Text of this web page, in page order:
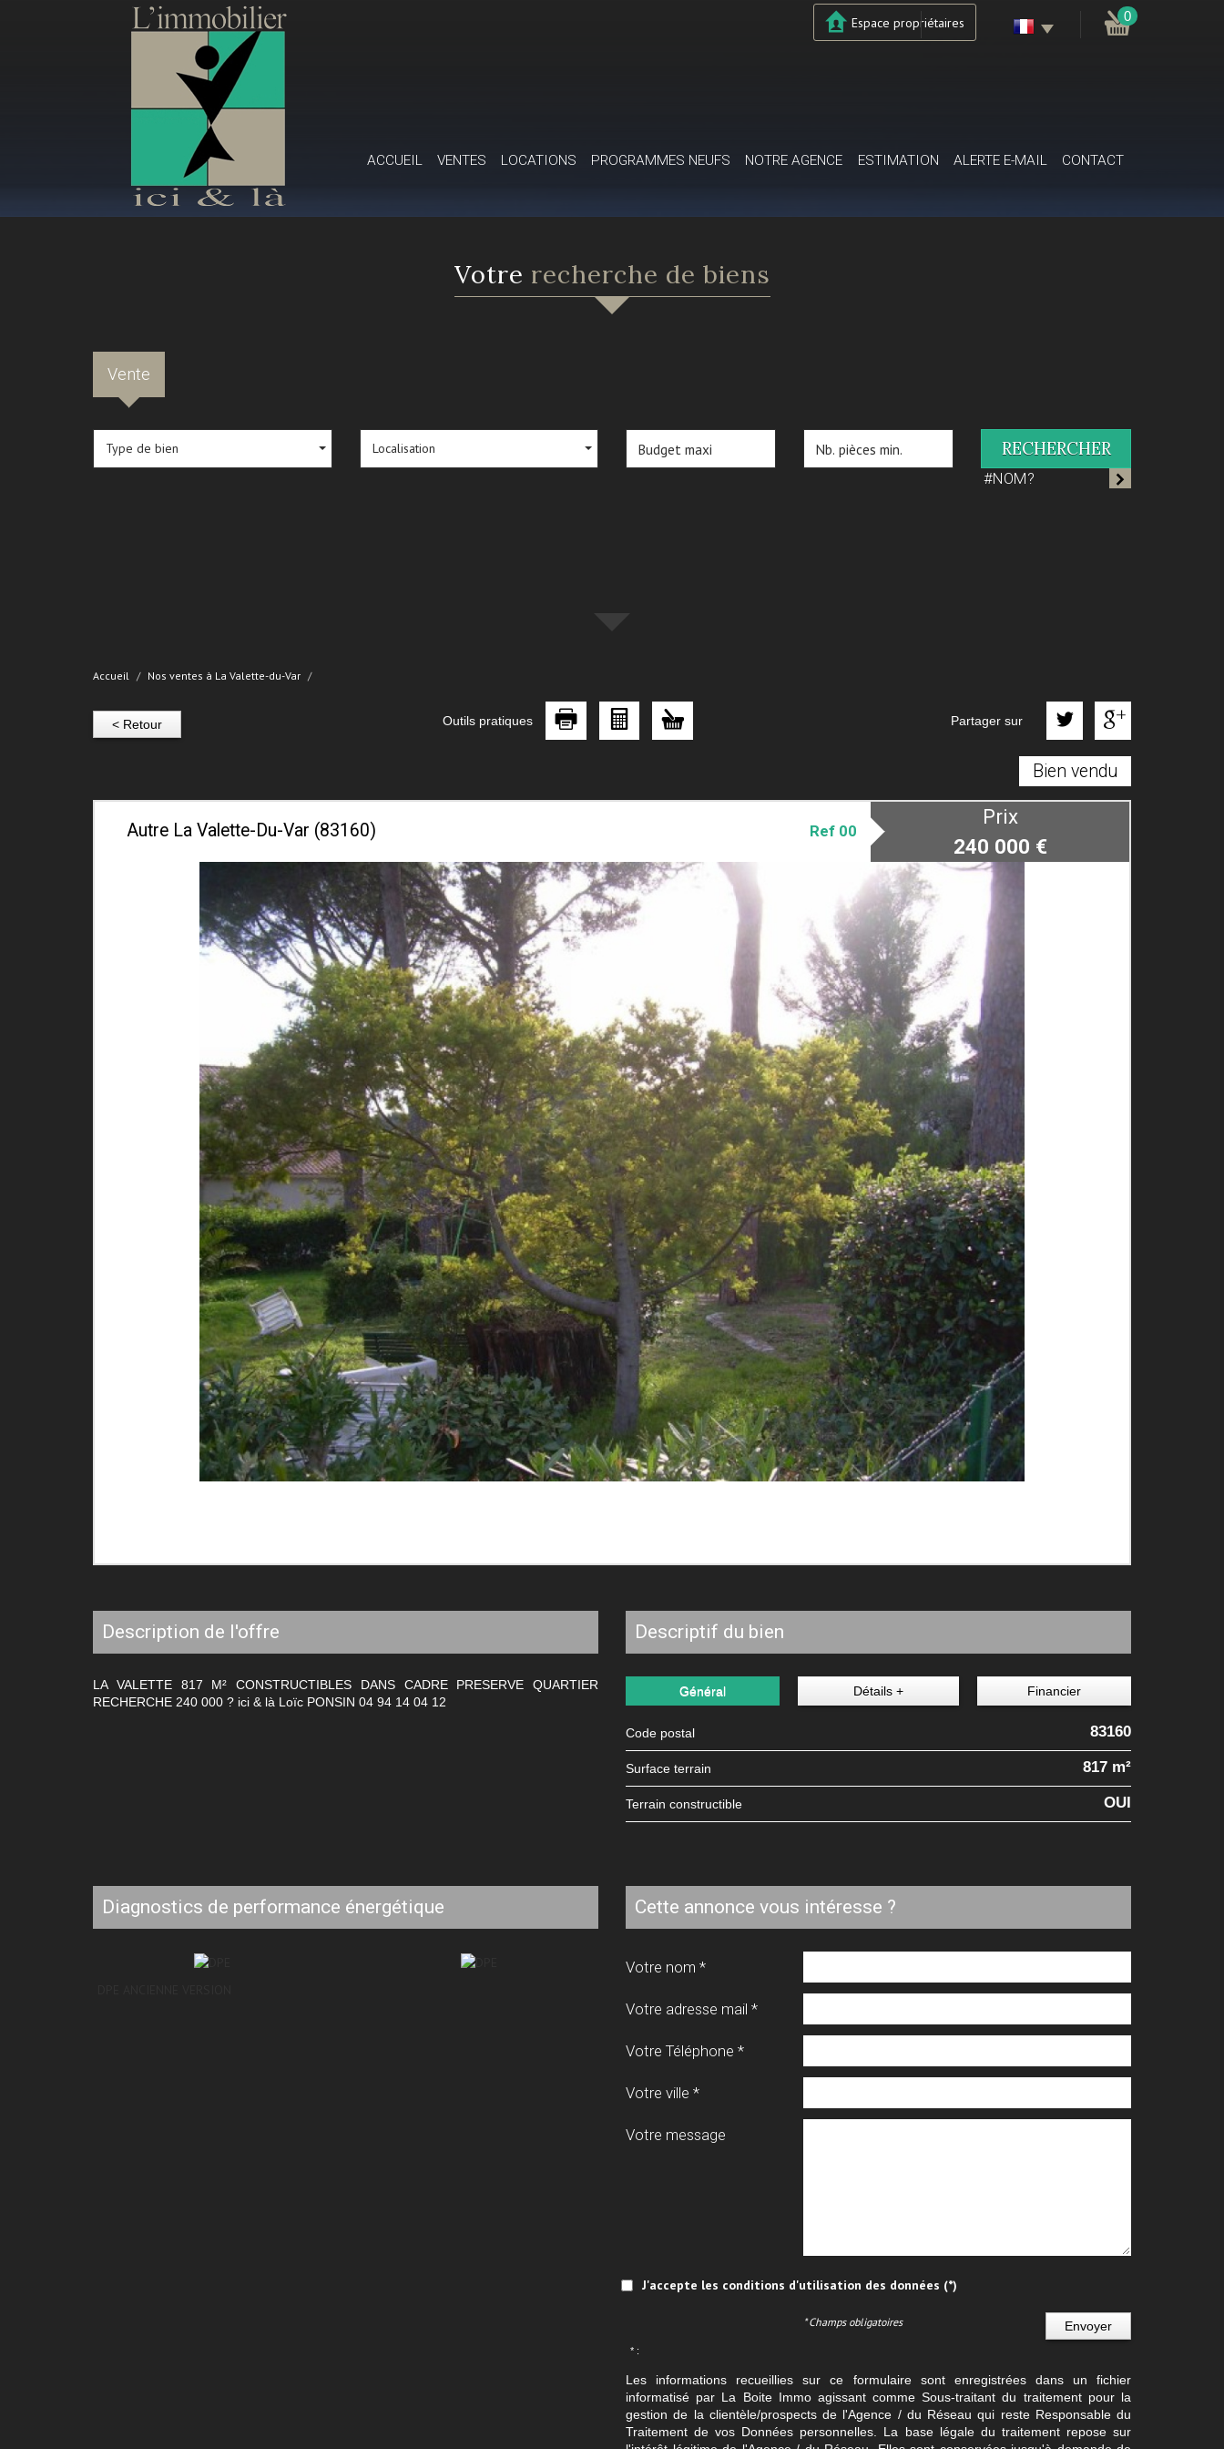
Espace propriétaires 0
ACCUEIL VENTES LOCATIONS PROGRAMMES NEUFS NOTRE AGENCE ESTIMATION ALERTE E-MAIL CONTACT
votre recherche de biens
Vente
Type de bien Localisation RECHERCHER
#NOM?
Accueil Nos ventes à La Valette-du-Var
< Retour Outils pratiques Partager sur
Bien vendu
Autre La Valette-Du-Var (83160) Ref 00
Prix
240 000 €
description de l'offre
LA VALETTE 817 M² CONSTRUCTIBLES DANS CADRE PRESERVE QUARTIER
RECHERCHE 240 000 ? ici & là Loïc PONSIN 04 94 14 04 12
descriptif du bien
Général Détails + Financier
Code postal 83160
surface terrain 817 m²
Terrain constructible OUI
diagnostics de performance énergétique cette annonce vous intéresse ?
Votre nom *
Votre adresse mail *
Votre Téléphone *
Votre ville *
Votre message
J'accepte les conditions d'utilisation des données (*)
Envoyer
* Champs obligatoires
* :
Les informations recueillies sur ce formulaire sont enregistrées dans un fichier
informatisé par La Boite Immo agissant comme Sous-traitant du traitement pour la
gestion de la clientèle/prospects de l'Agence / du Réseau qui reste Responsable du
Traitement de vos Données personnelles. La base légale du traitement repose sur